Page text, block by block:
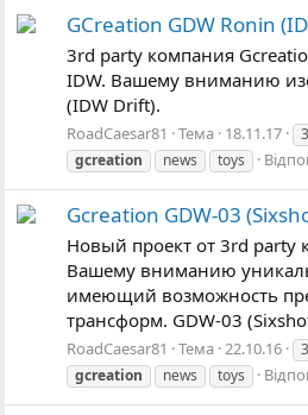
GCreation GDW Ronin
3rd party компания
IDW. Вашему вниманию
(IDW Drift).
RoadCaesar81 Тема 18.11.17
gcreation
news toys
Gcreation GDW-03
Новый проект от 3rd party
Вашему вниманию
имеющий возможность
трансформ. GDW-03
RoadCaesar81 Тема 22.10.16
gcreation
news toys